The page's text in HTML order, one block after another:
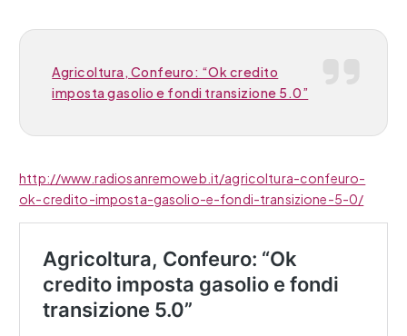
Agricoltura, Confeuro: “Ok credito
imposta gasolio e fondi transizione 5.0”
http://www.radiosanremoweb.it/agricoltura-confeuro-
ok-credito-imposta-gasolio-e-fondi-transizione-5-0/